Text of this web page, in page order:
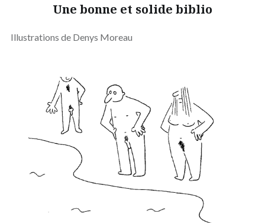
Une bonne et solide biblio
Illustrations de Denys Moreau